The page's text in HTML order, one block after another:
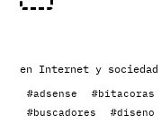
en Internet y sociedad
#adsense #bitacoras
#buscadores
#diseno